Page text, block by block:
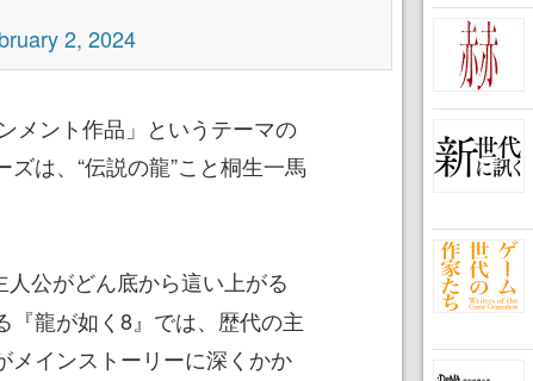
2, 2024
メント作品」というテーマの
は、“伝説の龍”こと桐生一馬
人公がどん底から這い上がる
『龍が如く8』では、歴代の主
メインストーリーに深くかか